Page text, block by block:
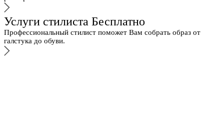
Услуги стилиста Бесплатно
Профессиональный стилист поможет Вам собрать образ от
галстука до обуви.